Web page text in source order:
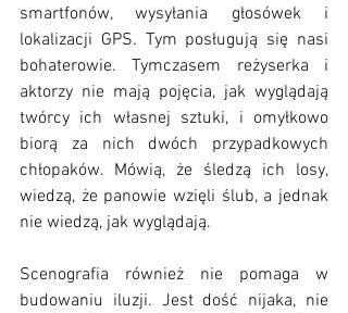
smartfonów, wysyłania głosówek i
lokalizacji GPS. Tym posługują się nasi
bohaterowie. Tymczasem reżyserka i
aktorzy nie mają pojęcia, jak wyglądają
twórcy ich własnej sztuki, i omyłkowo
biorą za nich dwóch przypadkowych
chłopaków. Mówią, że śledzą ich losy,
wiedzą, że panowie wzięli ślub, a jednak
nie wiedzą, jak wyglądają.
Scenografia również nie pomaga w
budowaniu iluzji. Jest dość nijaka, nie